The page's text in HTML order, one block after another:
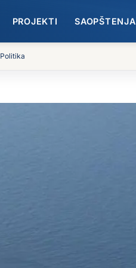
PROJEKTI SAOPŠTENJA
Politika